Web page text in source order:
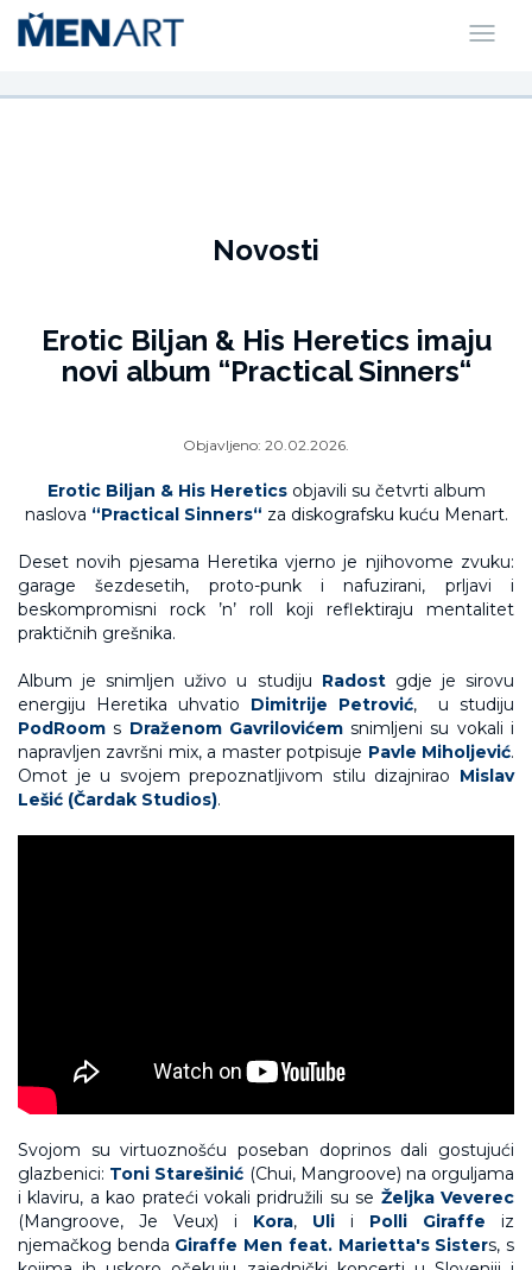
Novosti
Erotic Biljan & His Heretics imaju
novi album “Practical Sinners“
Objavljeno: 20.02.2026.
Erotic Biljan & His Hereticsobjavili su četvrti album
naslova “Practical Sinners“ za diskografsku kuću Menart.
Deset novih pjesama Heretika vjerno je njihovome zvuku:
garage šezdesetih, proto-punk i nafuzirani, prljavi i
beskompromisni rock ’n’ roll koji reflektiraju mentalitet
praktičnih grešnika.
Album je snimljen uživo u studiju Radostgdje je sirovu
energiju Heretika uhvatio Dimitrije Petrović, u studiju
PodRoom s Draženom Gavrilovićemsnimljeni su vokali i
napravljen završni mix, a master potpisuje Pavle Miholjević.
Omot je u svojem prepoznatljivom stilu dizajnirao Mislav
Lešić (Čardak Studios).
Svojom su virtuoznošću poseban doprinos dali gostujući
glazbenici: Toni Starešinić (Chui, Mangroove) na orguljama
i klaviru, a kao prateći vokali pridružili su se Željka Veverec
(Mangroove, Je Veux) i Kora, Uli i Polli Giraffe iz
njemačkog benda Giraffe Men feat. Marietta's Sisters, s